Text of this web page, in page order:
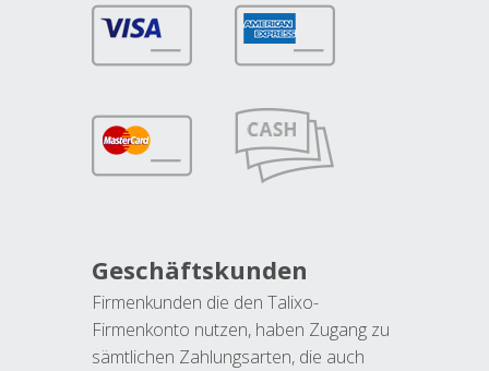
Geschäftskunden
Firmenkunden die den Talixo-
Firmenkonto nutzen, haben Zugang zu
sämtlichen Zahlungsarten, die auch